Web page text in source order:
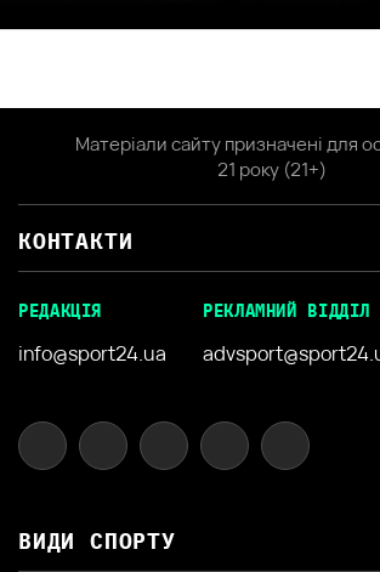
Матеріали сайту призначені для
21 року (21+)
КОНТАКТИ
РЕДАКЦІЯ
info@sport24.ua
РЕКЛАМНИЙ ВІДДІЛ
ВИДИ СПОРТУ